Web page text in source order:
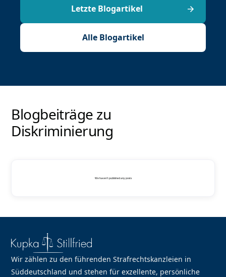
Letzte Blogartikel
Alle Blogartikel
Blogbeiträge zu
Diskriminierung
We haven't published any posts
Wir zählen zu den führenden Strafrechtskanzleien in
Süddeutschland und stehen für exzellente, persönliche